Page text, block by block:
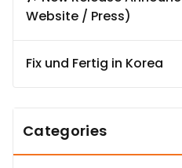
Website / Press)
Fix und Fertig in Korea
Categories